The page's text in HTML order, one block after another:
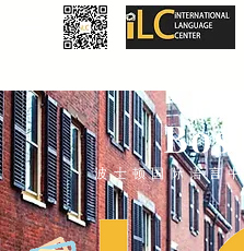
波士顿国际语言中